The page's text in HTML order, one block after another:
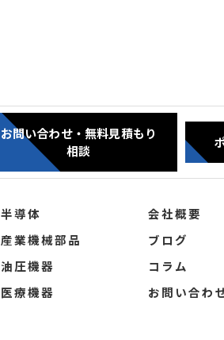
お問い合わせ・無料見積もり
相談
半導体
産業機械部品
油圧機器
医療機器
会社概要
ブログ
コラム
お問い合わ